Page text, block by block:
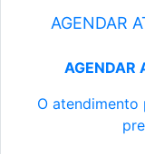
AGENDAR
AGENDAR
O atendimento